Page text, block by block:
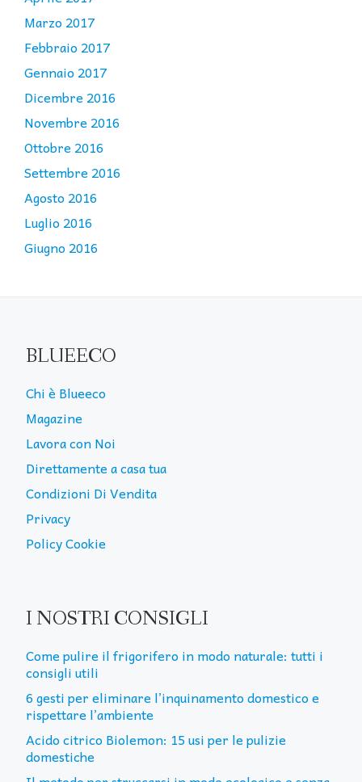
Marzo 2017
Febbraio 2017
Gennaio 2017
Dicembre 2016
Novembre 2016
Ottobre 2016
Settembre 2016
Agosto 2016
Luglio 2016
Giugno 2016
BLUEECO
Chi è Blueeco
Magazine
Lavora con Noi
Direttamente a casa tua
Condizioni Di Vendita
Privacy
Policy Cookie
I NOSTRI CONSIGLI
Come pulire il frigorifero in modo naturale: tutti i
consigli utili
6 gesti per eliminare l’inquinamento domestico e
rispettare l’ambiente
Acido citrico Biolemon: 15 usi per le pulizie
domestiche